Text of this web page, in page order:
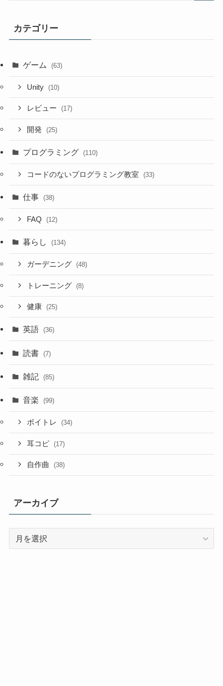
カテゴリー
ゲーム (63)
Unity (10)
レビュー (17)
開発 (25)
プログラミング (110)
コードのないプログラミング教室 (33)
仕事 (38)
FAQ (12)
暮らし (134)
ガーデニング (48)
トレーニング (8)
健康 (25)
英語 (36)
読書 (7)
雑記 (85)
音楽 (99)
ボイトレ (34)
耳コピ (17)
自作曲 (38)
アーカイブ